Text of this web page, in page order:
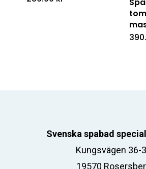
Svenska spabad
Kungsvägen 36-
19570